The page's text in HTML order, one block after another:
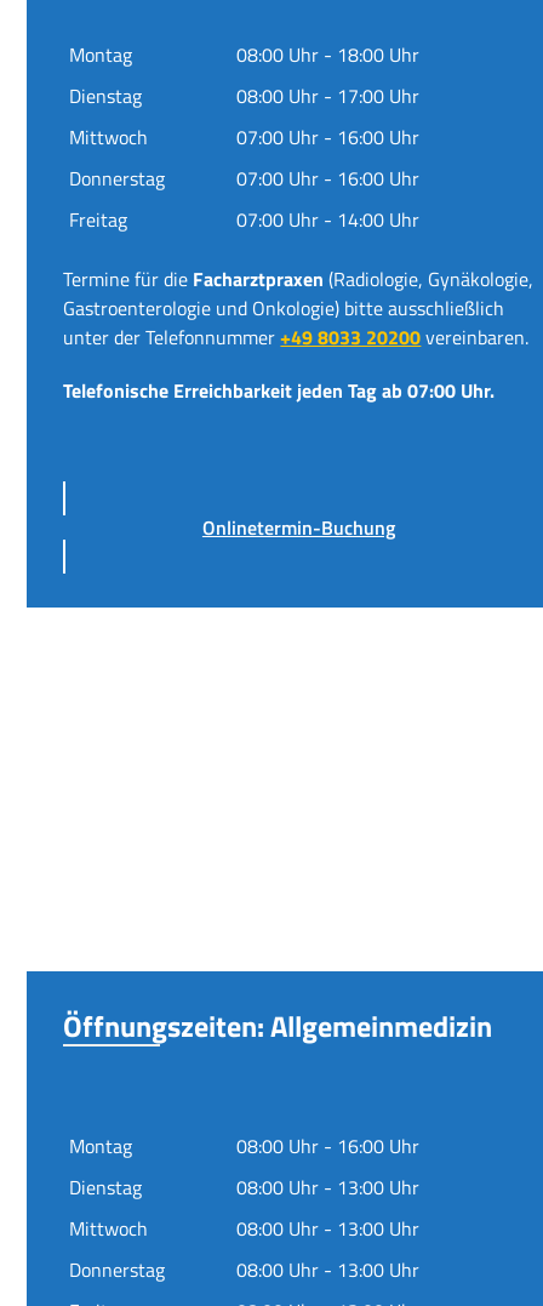
Montag
08:00 Uhr - 18:00 Uhr
Dienstag
08:00 Uhr - 17:00 Uhr
Mittwoch
07:00 Uhr - 16:00 Uhr
Donnerstag
07:00 Uhr - 16:00 Uhr
Freitag
07:00 Uhr - 14:00 Uhr
Termine für die Facharztpraxen (Radiologie, Gynäkologie,
Gastroenterologie und Onkologie) bitte ausschließlich
unter der Telefonnummer+49 8033 20200vereinbaren.
Telefonische Erreichbarkeit jeden Tag ab 07:00 Uhr.
Onlinetermin-Buchung
Öffnungszeiten: Allgemeinmedizin
Montag
08:00 Uhr - 16:00 Uhr
Dienstag
08:00 Uhr - 13:00 Uhr
Mittwoch
08:00 Uhr - 13:00 Uhr
Donnerstag
08:00 Uhr - 13:00 Uhr